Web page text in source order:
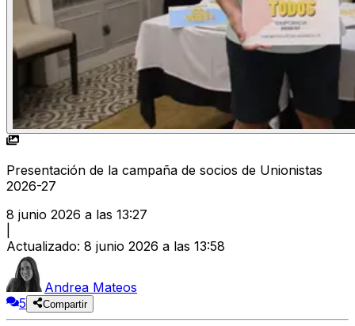
Presentación de la campaña de socios de Unionistas
2026-27
8 junio 2026 a las 13:27
Actualizado: 8 junio 2026 a las 13:58
Andrea Mateos
5
Compartir